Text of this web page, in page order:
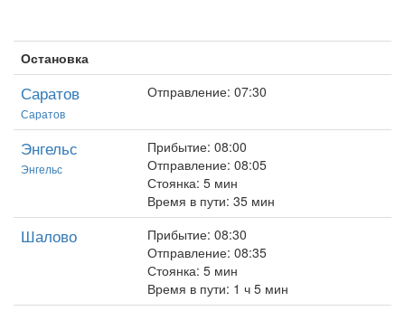
Остановка
Саратов
Саратов
Отправление: 07:30
Энгельс
Энгельс
Прибытие: 08:00
Отправление: 08:05
Стоянка: 5 мин
Время в пути: 35 мин
Шалово
Прибытие: 08:30
Отправление: 08:35
Стоянка: 5 мин
Время в пути: 1 ч 5 мин